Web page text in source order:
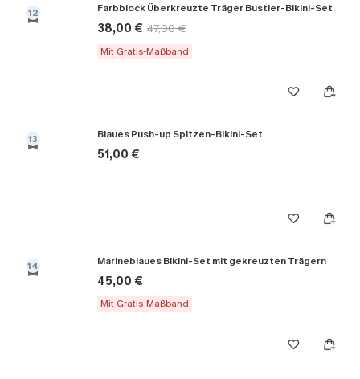
12 Farbblock Überkreuzte Träger Bustier-Bikini-Set
38,00 € 47,00 €
Mit Gratis-Maßband
13 Blaues Push-up Spitzen-Bikini-Set
51,00 €
14 Marineblaues Bikini-Set mit gekreuzten Trägern
45,00 €
Mit Gratis-Maßband